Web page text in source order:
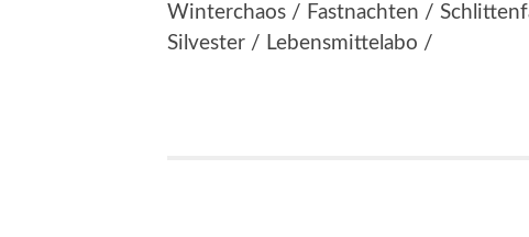
Winterchaos / Fastnachten /
Silvester / Lebensmittelabo /